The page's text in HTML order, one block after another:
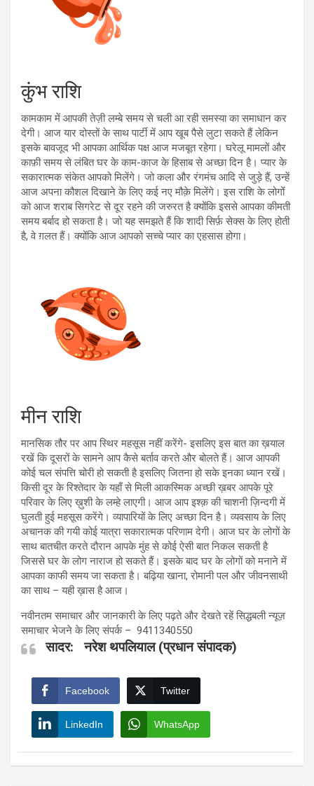
कुंभ राशि
कामकाम में आपकी तेज़ी लम्बे समय से चली आ रही समस्या का समाधान कर
देगी। आज यार दोस्तों के साथ पार्टी में आप खूब पैसे लुटा सकते हैं लेकिन
इसके बावजूद भी आपका आर्थिक पक्ष आज मजबूत रहेगा। घरेलू मामलों और
काफ़ी समय से लंबित घर के काम-काज के हिसाब से अच्छा दिन है। प्यार के
सकारात्मक संकेत आपको मिलेंगे। जो कला और रंगमंच आदि से जुड़े हैं, उन्हें
आज अपना कौशल दिखाने के लिए कई नए मौक़े मिलेंगे। इस राशि के लोगोंं
को आज शराब सिगरेट से दूर रहने की जरुरत है क्योंकि इससे आपका कीमती
समय बर्बाद हो सकता है। जो यह समझते हैं कि शादी सिर्फ़ सेक्स के लिए होती
है, वे ग़लत हैं। क्योंकि आज आपको सच्चे प्यार का एहसास होगा।
मीन राशि
मानसिक तौर पर आप स्थिर महसूस नहीं करेंगे- इसलिए इस बात का ख़याल
रखें कि दूसरों के सामने आप कैसे बर्ताव करते और बोलते हैं। आज आपकी
कोई चल संपत्ति चोरी हो सकती है इसलिए जितना हो सके इनका ध्यान रखें।
किसी दूर के रिश्तेदार के यहाँ से मिली आकस्मिक अच्छी ख़बर आपके पूरे
परिवार के लिए ख़ुशी के लम्हे लाएगी। आज आप इश्क़ की चाशनी ज़िन्दगी में
घुलती हुई महसूस करेंगे। व्यापारियों के लिए अच्छा दिन है। व्यवसाय के लिए
अचानक की गयी कोई यात्रा सकारात्मक परिणाम देगी। आज घर के लोगों के
साथ बातचीत करते दौरान आपके मुंह से कोई ऐसी बात निकल सकती है
जिससे घर के लोग नाराज हो सकते हैं। इसके बाद घर के लोगों को मनाने में
आपका काफी समय जा सकता है। बढ़िया खाना, रोमानी पल और जीवनसाथी
का साथ – यही ख़ास है आज।
नवीनतम समाचार और जानकारी के लिए पढ़ते और देखते रहें सिद्धबली न्यूज़
समाचार भेजने के लिए संपर्क – 9411340550
सादर: नरेश थपलियाल (प्रधान संपादक)
Facebook Twitter
LinkedIn WhatsApp